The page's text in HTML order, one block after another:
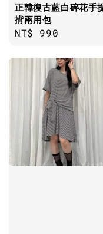
正韓復古藍白碎花手
揹兩用包
Regular
NT$ 990